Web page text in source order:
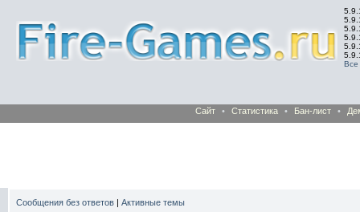
Все
Сайт • Статистика • Бан-лист •
Сообщения без ответов | Активные темы